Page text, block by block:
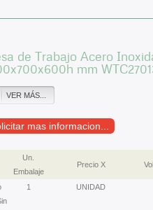
de Trabajo Acero
mm
VER MÁS...
mas informacion...
Un.
Embalaje
Precio X
1 UNIDAD